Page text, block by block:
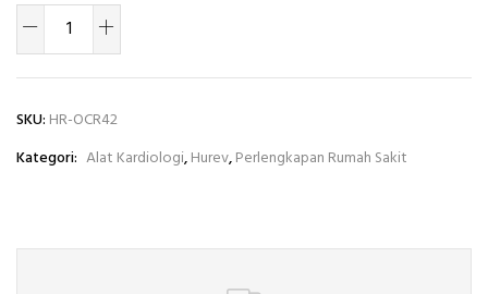
SKU: HR-OCR42
Kategori: Alat Kardiologi,Hurev,Perlengkapan Rumah Sakit